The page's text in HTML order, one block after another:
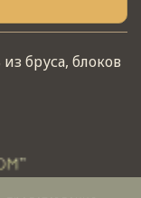
бруса, блоков